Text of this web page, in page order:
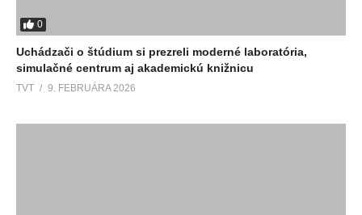
0
Uchádzači o štúdium si prezreli moderné laboratória,
simulačné centrum aj akademickú knižnicu
TVT 9. FEBRUÁRA 2026